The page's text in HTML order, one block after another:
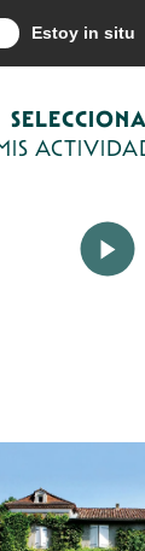
Estoy in situ
y tradición